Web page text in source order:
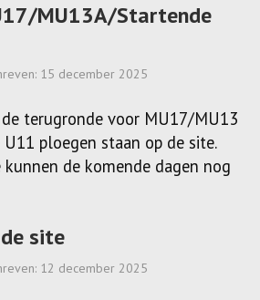
MU13A/Startende
15 december 2025
terugronde voor MU17/MU13
ploegen staan op de site.
de komende dagen nog
site
12 december 2025